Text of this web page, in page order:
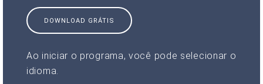
DOWNLOAD GRÁTIS
Ao iniciar o programa, você pode selecionar o
idioma.